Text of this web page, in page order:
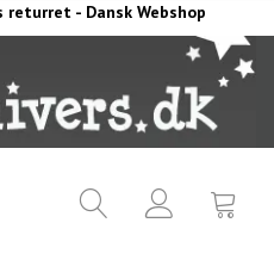
returret - Dansk Webshop